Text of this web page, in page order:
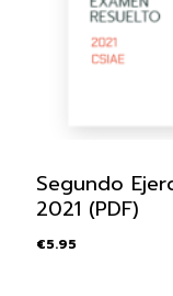
Segundo
2021 (PDF)
€5.95